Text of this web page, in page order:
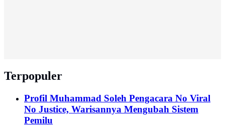
Terpopuler
Profil Muhammad Soleh Pengacara No Viral
No Justice, Warisannya Mengubah Sistem
Pemilu